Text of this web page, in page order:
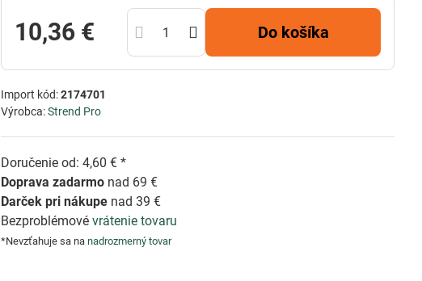
10,36 € Do košíka
Import kód:2174701
Výrobca:Strend Pro
Doručenie od: 4,60 € *
Doprava zadarmo nad 69 €
Darček pri nákupe nad 39 €
Bezproblémovévrátenie tovaru
*Nevzťahuje sa nanadrozmerný tovar